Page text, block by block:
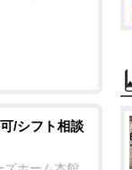
/シフト相談